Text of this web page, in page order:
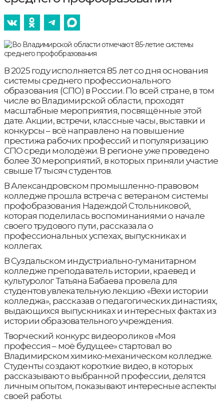
В 2025 году исполняется 85 лет со дня основания
системы среднего профессионального
образования (СПО) в России. По всей стране, в том
числе во Владимирской области, проходят
масштабные мероприятия, посвящённые этой
дате. Акции, встречи, классные часы, выставки и
конкурсы – всё направлено на повышение
престижа рабочих профессий и популяризацию
СПО среди молодёжи. В регионе уже проведено
более 30 мероприятий, в которых приняли участие
свыше 17 тысяч студентов.
В Александровском промышленно-правовом
колледже прошла встреча с ветераном системы
профобразования Надеждой Стольниковой,
которая поделилась воспоминаниями о начале
своего трудового пути, рассказала о
профессиональных успехах, выпускниках и
коллегах.
В Суздальском индустриально-гуманитарном
колледже преподаватель истории, краевед и
культуролог Татьяна Бабаева провела для
студентов увлекательную лекцию «Вехи истории
колледжа», рассказав о педагогических династиях,
выдающихся выпускниках и интересных фактах из
истории образовательного учреждения.
Творческий конкурс видеороликов «Моя
профессия – моё будущее» стартовал во
Владимирском химико-механическом колледже.
Студенты создают короткие видео, в которых
рассказывают о выбранной профессии, делятся
личным опытом, показывают интересные аспекты
своей работы.